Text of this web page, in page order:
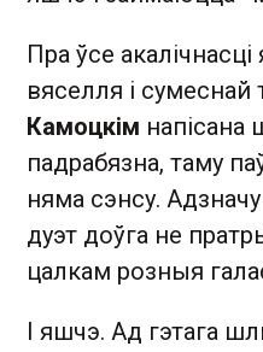
Пра ўсе
вяселля і сумеснай
Камоцкім напісана
падрабязна, таму
няма сэнсу.
дуэт доўга не
цалкам розныя
І яшчэ. Ад гэтага